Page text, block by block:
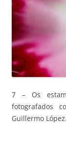
7 – Os
fotografados
Guillermo López.